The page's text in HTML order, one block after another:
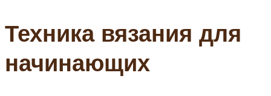
Техника вязания для
начинающих